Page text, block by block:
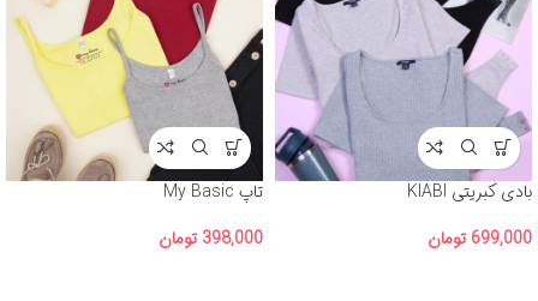
بادی کبریتی KIABI
699,000 تومان
تاپ My Basic
398,000 تومان